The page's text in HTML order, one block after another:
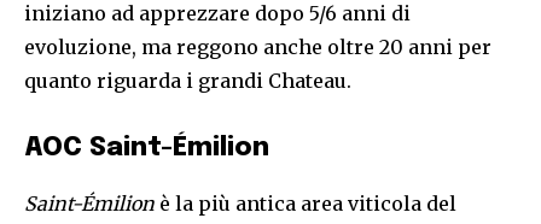
iniziano ad apprezzare dopo 5/6 anni di
evoluzione, ma reggono anche oltre 20 anni per
quanto riguarda i grandi Chateau.
AOC Saint-Émilion
Saint-Émilion è la più antica area viticola del